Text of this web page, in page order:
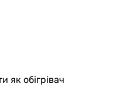
як обігрівач